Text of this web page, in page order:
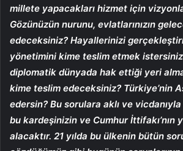
millete yapacakları hizmet için
Gözünüzün nurunu, evlatlarınızın
edeceksiniz? Hayallerinizi
yönetimini kime teslim etmek
diplomatik dünyada hak ettiği yeri
kime teslim edeceksiniz? Türkiye’nin
edersin? Bu sorulara aklı ve
bu kardeşinizin ve Cumhur İttifakı’nın
alacaktır. 21 yılda bu ülkenin bütün